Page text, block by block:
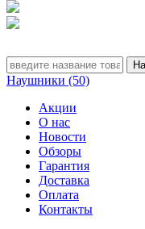
Наушники (50)
Акции
О нас
Новости
Обзоры
Гарантия
Доставка
Оплата
Контакты